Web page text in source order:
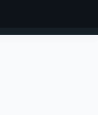
INICIAR SESIÓN